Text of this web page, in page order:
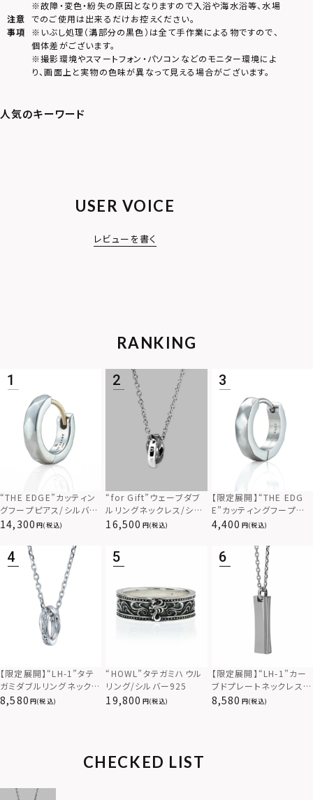
注意
事項
※故障・変色・紛失の原因となりますので入浴や海水浴等、水場
でのご使用は出来るだけお控えください。
※いぶし処理（溝部分の黒色）は全て手作業による物ですので、
個体差がございます。
※撮影環境やスマートフォン・パソコンなどのモニター環境によ
り、画面上と実物の色味が異なって見える場合がございます。
USER VOICE
レビューを書く
RANKING
“THE EDGE”カッティン
グフープピアス/シルバー
925
14,300 (税込)
“for Gift”ウェーブダブ
ルリングネックレス/シル
バー×ブラック/シルバー
16,500 (税込)
【限定展開】“THE EDG
E”カッティングフープピ
アス/サージカルステンレ
4,400 (税込)
【限定展開】“LH-1”タテ
ガミダブルリングネックレ
ス（ツイスト/シルバー）/
8,580 (税込)
“HOWL”タテガミハウル
リング/シルバー925
19,800 (税込)
【限定展開】“LH-1”カー
ブドプレートネックレス/
サージカルステンレス（金
8,580 (税込)
CHECKED LIST